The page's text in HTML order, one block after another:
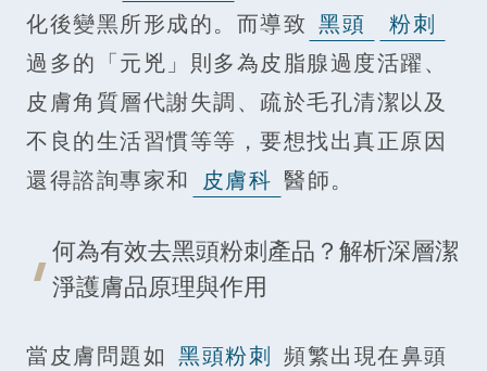
化後變黑所形成的。而導致 黑頭
粉刺
過多的「元兇」則多為皮脂腺過度活躍、
皮膚角質層代謝失調、疏於毛孔清潔以及
不良的生活習慣等等，要想找出真正原因
還得諮詢專家和
皮膚科 醫師。
何為有效去黑頭粉刺產品？解析深層潔
淨護膚品原理與作用
當皮膚問題如 黑頭粉刺 頻繁出現在鼻頭